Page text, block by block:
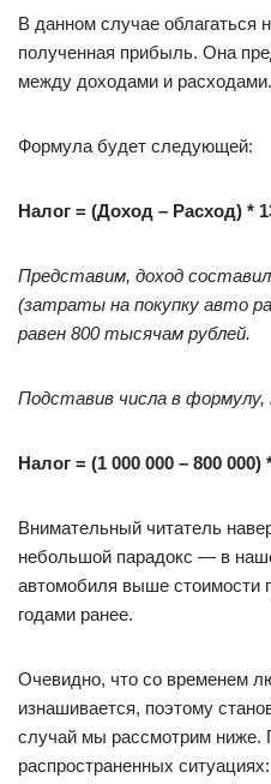
В данном случае облагаться
полученная прибыль. Она
между доходами и расходами.
Формула будет следующей:
Налог = (Доход – Расход) *
Представим, доход
(затраты на покупку авто
равен 800 тысячам рублей.
Подставив числа в формулу,
Налог = (1 000 000 – 800 000)
Внимательный читатель
небольшой парадокс — в
автомобиля выше стоимости
годами ранее.
Очевидно, что со временем
изнашивается, поэтому
случай мы рассмотрим ниже.
распространенных ситуациях: